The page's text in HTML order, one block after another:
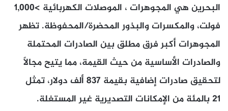
البحرين هي المجوهرات ، الموصلات الكهربائية >1,000
فولت، والمكسرات والبذور المحضرة/المحفوظة. تظهر
المجوهرات أكبر فرق مطلق بين الصادرات المحتملة
والصادرات الأساسية من حيث القيمة، مما يتيح مجالاً
لتحقيق صادرات إضافية بقيمة 837 ألف دولار، تمثل
21 بالمئة من الإمكانات التصديرية غير المستغلة.